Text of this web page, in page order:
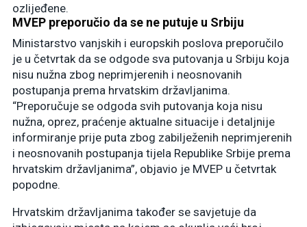
ozlijeđene.
MVEP preporučio da se ne putuje u Srbiju
Ministarstvo vanjskih i europskih poslova preporučilo
je u četvrtak da se odgode sva putovanja u Srbiju koja
nisu nužna zbog neprimjerenih i neosnovanih
postupanja prema hrvatskim državljanima.
“Preporučuje se odgoda svih putovanja koja nisu
nužna, oprez, praćenje aktualne situacije i detaljnije
informiranje prije puta zbog zabilježenih neprimjerenih
i neosnovanih postupanja tijela Republike Srbije prema
hrvatskim državljanima”, objavio je MVEP u četvrtak
popodne.
Hrvatskim državljanima također se savjetuje da